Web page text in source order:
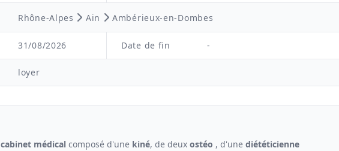
Rhône-Alpes Ain Ambérieux-en-Dombes
31/08/2026 Date de fin -
loyer
cabinet médical composé d'une kiné, de deux ostéo , d'une diététicienne